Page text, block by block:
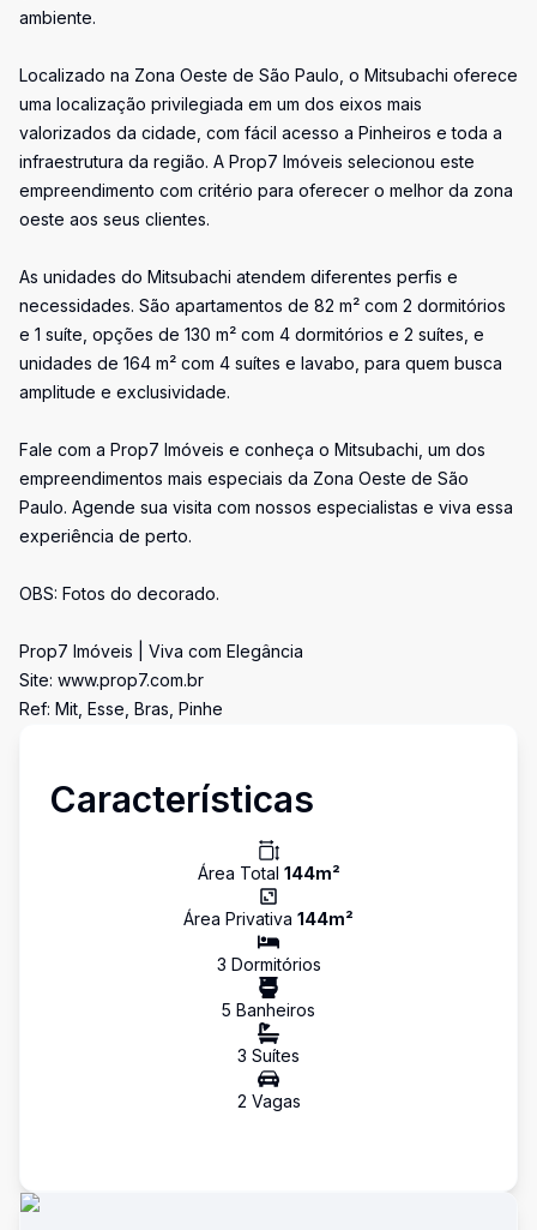
ambiente.
Localizado na Zona Oeste de São Paulo, o Mitsubachi oferece
uma localização privilegiada em um dos eixos mais
valorizados da cidade, com fácil acesso a Pinheiros e toda a
infraestrutura da região. A Prop7 Imóveis selecionou este
empreendimento com critério para oferecer o melhor da zona
oeste aos seus clientes.
As unidades do Mitsubachi atendem diferentes perfis e
necessidades. São apartamentos de 82 m² com 2 dormitórios
e 1 suíte, opções de 130 m² com 4 dormitórios e 2 suítes, e
unidades de 164 m² com 4 suítes e lavabo, para quem busca
amplitude e exclusividade.
Fale com a Prop7 Imóveis e conheça o Mitsubachi, um dos
empreendimentos mais especiais da Zona Oeste de São
Paulo. Agende sua visita com nossos especialistas e viva essa
experiência de perto.
OBS: Fotos do decorado.
Prop7 Imóveis | Viva com Elegância
Site: www.prop7.com.br
Ref: Mit, Esse, Bras, Pinhe
Características
Área Total 144m²
Área Privativa 144m²
3 Dormitórios
5 Banheiros
3 Suítes
2 Vagas